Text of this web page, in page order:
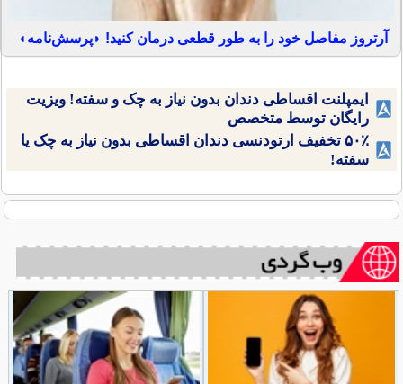
آرتروز مفاصل خود را به طور قطعی درمان کنید! ◗پرسش‌نامه◖
ایمپلنت اقساطی دندان بدون نیاز به چک و سفته! ویزیت
رایگان توسط متخصص
۵۰٪ تخفیف ارتودنسی دندان اقساطی بدون نیاز به چک یا
سفته!